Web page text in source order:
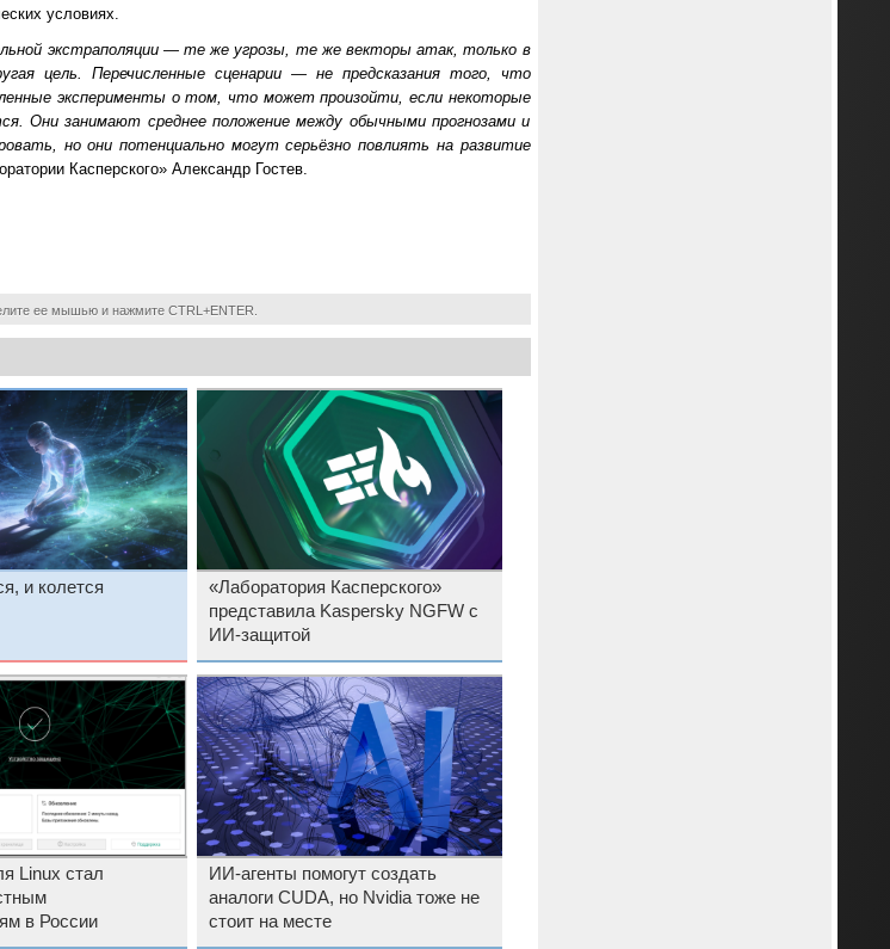
условиях.
экстраполяции — те же угрозы, те же векторы атак, только в
цель. Перечисленные сценарии — не предсказания того, что
эксперименты о том, что может произойти, если некоторые
Они занимают среднее положение между обычными прогнозами и
но они потенциально могут серьёзно повлиять на развитие
Касперского» Александр Гостев.
ее мышью и нажмите CTRL+ENTER.
и колется
«Лаборатория Касперского»
представила Kaspersky NGFW с
ИИ-защитой
Linux стал
в России
ИИ-агенты помогут создать
аналоги CUDA, но Nvidia тоже не
стоит на месте